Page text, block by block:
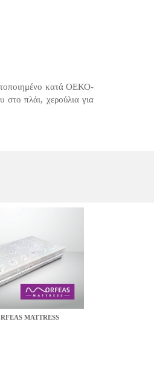
κατά ΟΕΚΟ-
πλάι, χερούλια για
MATTRESS